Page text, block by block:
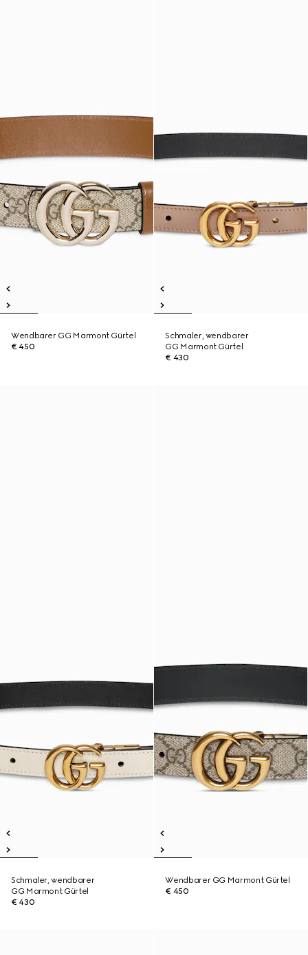
Wendbarer GG Marmont Gürtel
€ 450
Schmaler, wendbarer
GG Marmont Gürtel
€ 430
Schmaler, wendbarer
GG Marmont Gürtel
€ 430
Wendbarer GG Marmont Gürtel
€ 450